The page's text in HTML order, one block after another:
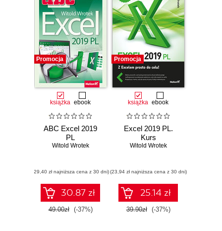
Promocja
książka ebook
ABC Excel 2019
PL
Witold Wrotek
(29,40 zł najniższa cena z 30 dni)
30.87 zł
49.00zł (-37%)
Promocja
książka ebook
Excel 2019 PL.
Kurs
Witold Wrotek
(23,94 zł najniższa cena z 30 dni)
25.14 zł
39.90zł (-37%)